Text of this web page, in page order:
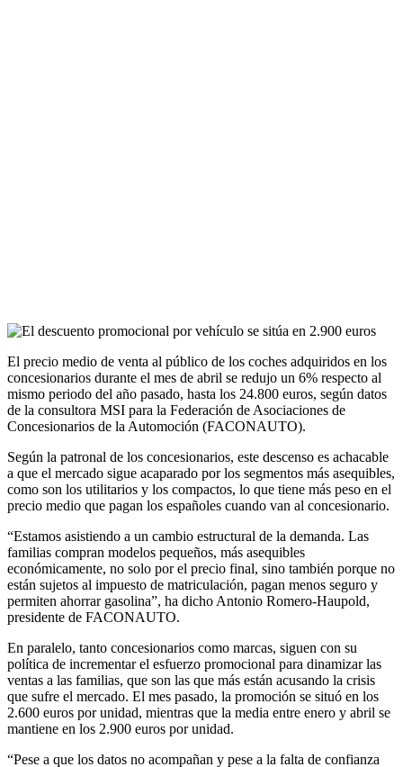
El precio medio de venta al público de los coches adquiridos en los
concesionarios durante el mes de abril se redujo un 6% respecto al
mismo periodo del año pasado, hasta los 24.800 euros, según datos
de la consultora MSI para la Federación de Asociaciones de
Concesionarios de la Automoción (FACONAUTO).
Según la patronal de los concesionarios, este descenso es achacable
a que el mercado sigue acaparado por los segmentos más asequibles,
como son los utilitarios y los compactos, lo que tiene más peso en el
precio medio que pagan los españoles cuando van al concesionario.
“Estamos asistiendo a un cambio estructural de la demanda. Las
familias compran modelos pequeños, más asequibles
económicamente, no solo por el precio final, sino también porque no
están sujetos al impuesto de matriculación, pagan menos seguro y
permiten ahorrar gasolina”, ha dicho Antonio Romero-Haupold,
presidente de FACONAUTO.
En paralelo, tanto concesionarios como marcas, siguen con su
política de incrementar el esfuerzo promocional para dinamizar las
ventas a las familias, que son las que más están acusando la crisis
que sufre el mercado. El mes pasado, la promoción se situó en los
2.600 euros por unidad, mientras que la media entre enero y abril se
mantiene en los 2.900 euros por unidad.
“Pese a que los datos no acompañan y pese a la falta de confianza